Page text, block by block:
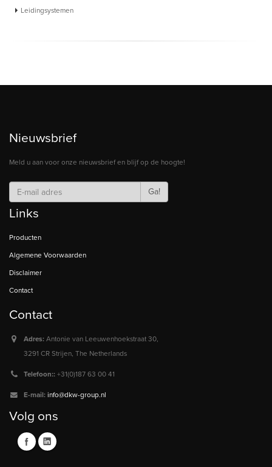
Leidingsystemen
Nieuwsbrief
Meld u aan voor onze nieuwsbrief en blijf op de hoogte!
Ga!
Links
Producten
Algemene Voorwaarden
Disclaimer
Contact
Contact
Adres: Antonie van Leeuwenhoekstraat 30,
3291 CR Strijen, The Netherlands
Telefoon:: +31(0)187 63 00 41
E-mail: info@dkw-group.nl
Volg ons